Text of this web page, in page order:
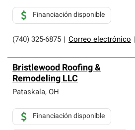
(740) 325-6875 Correo electrónico
Financiación disponible
Bristlewood Roofing &
Remodeling LLC
Pataskala, OH
Financiación disponible